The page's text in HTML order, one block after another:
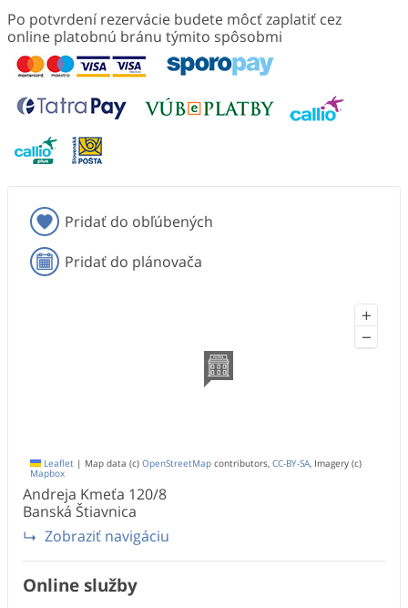
Po potvrdení rezervácie budete môcť zaplatiť cez
online platobnú bránu týmito spôsobmi
Pridať do obľúbených
Pridať do plánovača
+
−
Leaflet | Map data (c) OpenStreetMap contributors, CC-BY-SA, Imagery (c)
Mapbox
Andreja Kmeťa 120/8
Banská Štiavnica
Zobraziť navigáciu
Online služby